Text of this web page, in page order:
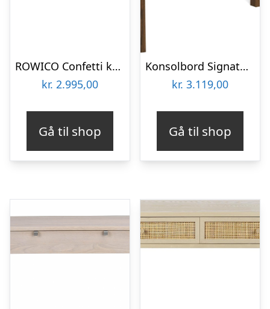
ROWICO Confetti konsolbord – sort eg, m. skuffe
kr. 2.995,00
Gå til shop
Konsolbord Signature Westby – creme keramiktop, røget egefiner, skjult skuffe, 100×40 cm
kr. 3.119,00
Gå til shop